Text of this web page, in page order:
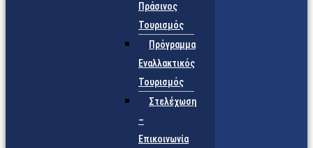
Πράσινος
Τουρισμός
Πρόγραμμα
Εναλλακτικός
Τουρισμός
Στελέχωση
–
Επικοινωνία